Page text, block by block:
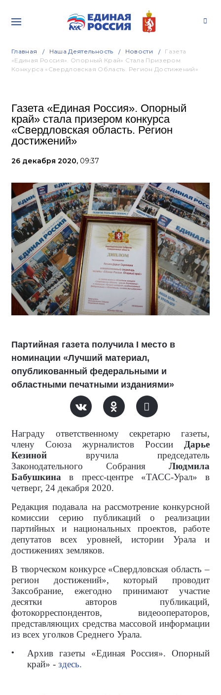
Главная Наша Деятельность Новости
Газета
«Единая Россия». Опорный Край» Стала Призером
Конкурса «Свердловская Область. Регион Достижений»
Газета «Единая Россия». Опорный
край» стала призером конкурса
«Свердловская область. Регион
достижений»
26 декабря 2020, 09:37
Партийная газета получила I место в
номинации «Лучший материал,
опубликованный федеральными и
областными печатными изданиями»
Награду ответственному секретарю газеты,
члену Союза журналистов России Дарье
Кезиной вручила председатель
Законодательного Собрания Людмила
Бабушкина в пресс-центре «ТАСС-Урал» в
четверг, 24 декабря 2020.
Редакция подавала на рассмотрение конкурсной
комиссии серию публикаций о реализации
партийных и национальных проектов, работе
депутатов всех уровней, истории Урала и
достижениях земляков.
В творческом конкурсе «Свердловская область –
регион достижений», который проводит
Заксобрание, ежегодно принимают участие
десятки авторов публикаций,
фотокорреспондентов, видеооператоров,
представляющих средства массовой информации
из всех уголков Среднего Урала.
Архив газеты «Единая Россия». Опорный
край» - здесь.